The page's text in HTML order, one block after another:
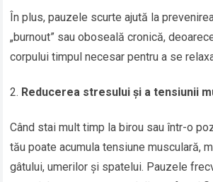
În plus, pauzele scurte ajută la
„burnout” sau oboseală cronică,
corpului timpul necesar pentru a se
Reducerea stresului și a tensiunii
Când stai mult timp la birou sau într-o
tău poate acumula tensiune musculară,
gâtului, umerilor și spatelui. Pauzele